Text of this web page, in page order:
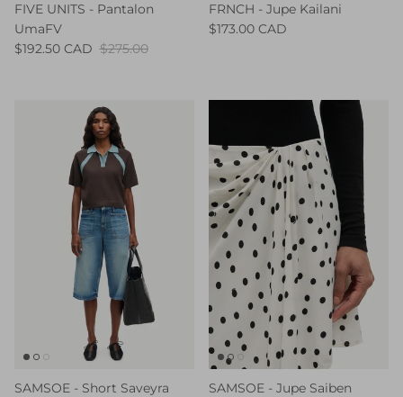
FIVE UNITS - Pantalon
UmaFV
$192.50 CAD $275.00
FRNCH - Jupe Kailani
$173.00 CAD
SAMSOE - Short Saveyra
SAMSOE - Jupe Saiben